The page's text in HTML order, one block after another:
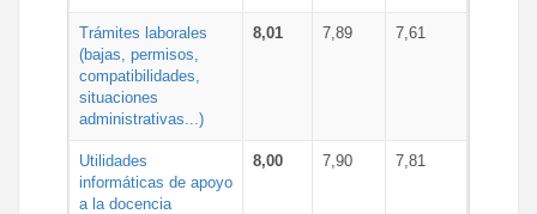
Trámites laborales
(bajas, permisos,
compatibilidades,
situaciones
administrativas...)
8,01 7,89 7,61
Utilidades
informáticas de apoyo
a la docencia
8,00 7,90 7,81